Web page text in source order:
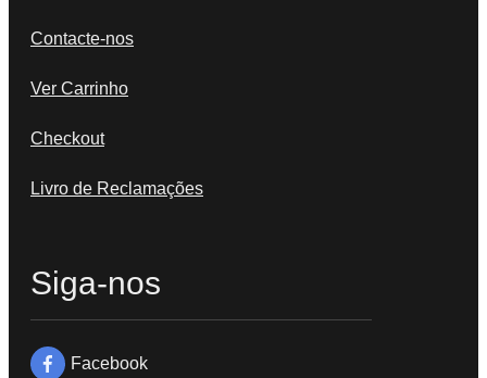
Contacte-nos
Ver Carrinho
Checkout
Livro de Reclamações
Siga-nos
Facebook